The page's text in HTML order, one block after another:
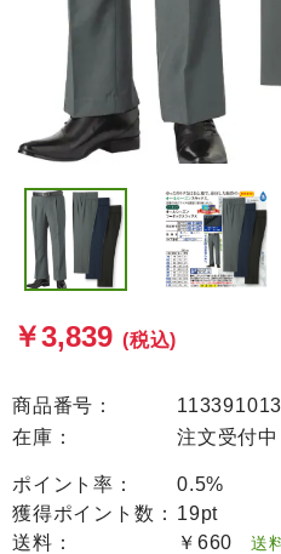
￥3,839 (税込)
商品番号：
在庫：
注文受付中
ポイント率：
0.5%
獲得ポイント数： 19pt
送料：
￥660 送